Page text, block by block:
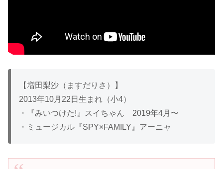
【増田梨沙（ますだりさ）】
2013年10月22日生まれ（小4）
・『みいつけた!』スイちゃん 2019年4月〜
・ミュージカル『SPY×FAMILY』アーニャ